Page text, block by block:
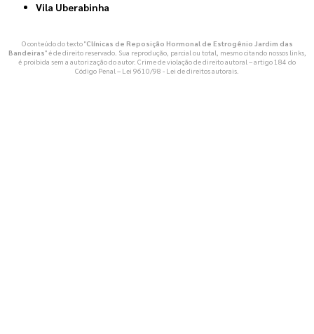
Vila Uberabinha
O conteúdo do texto "Clínicas de Reposição Hormonal de Estrogênio Jardim das
Bandeiras" é de direito reservado. Sua reprodução, parcial ou total, mesmo citando nossos links,
é proibida sem a autorização do autor. Crime de violação de direito autoral – artigo 184 do
Código Penal – Lei 9610/98 - Lei de direitos autorais